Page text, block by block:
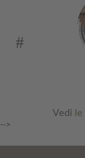
Vedi le
-->